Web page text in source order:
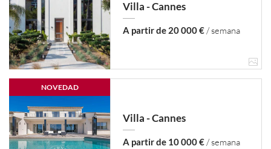
Villa - Cannes
A partir de 20 000 €/ semana
NOVEDAD
Villa - Cannes
A partir de 10 000 €/ semana